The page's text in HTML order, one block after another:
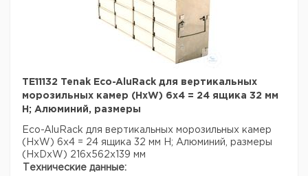
TE11132 Tenak Eco-AluRack для вертикальных
морозильных камер (HxW) 6x4 = 24 ящика 32 мм
H; Алюминий, размеры
Eco-AluRack для вертикальных морозильных камер
(HxW) 6x4 = 24 ящика 32 мм H; Алюминий, размеры
(HxDxW) 216x562x139 мм
Технические данные: